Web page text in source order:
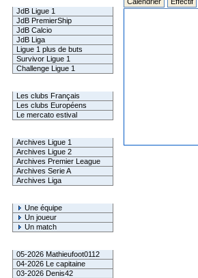
JdB Ligue 1
JdB PremierShip
JdB Calcio
JdB Liga
Ligue 1 plus de buts
Survivor Ligue 1
Challenge Ligue 1
Les clubs Français
Les clubs Européens
Le mercato estival
Archives Ligue 1
Archives Ligue 2
Archives Premier League
Archives Serie A
Archives Liga
Une équipe
Un joueur
Un match
05-2026 Mathieufoot0112
04-2026 Le capitaine
03-2026 Denis42